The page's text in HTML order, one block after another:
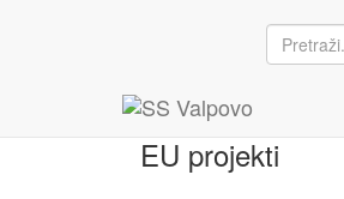
EU projekti